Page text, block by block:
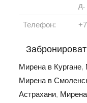
д.
Телефон:
Мирена в Кургане,
Мирена в
Астрахани,